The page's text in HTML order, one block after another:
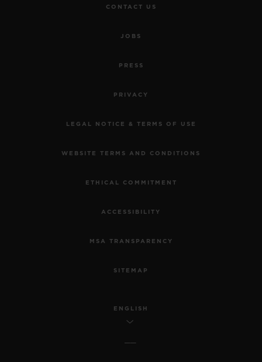
CONTACT US
JOBS
PRESS
PRIVACY
LEGAL NOTICE & TERMS OF USE
WEBSITE TERMS AND CONDITIONS
ETHICAL COMMITMENT
ACCESSIBILITY
MSA TRANSPARENCY
SITEMAP
ENGLISH